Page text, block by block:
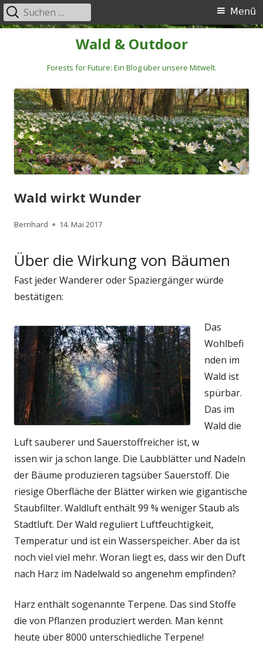
Wald & Outdoor
Forests for Future: Ein Blog über unsere Mitwelt.
Primäres
Menü
Suchen
nach:
Wald wirkt Wunder
Autor
Bernhard
Veröffentlicht
14. Mai 2017
Über die Wirkung von Bäumen
Fast jeder Wanderer oder Spaziergänger würde
bestätigen:
Das
Wohlbefi
nden im
Wald ist
spürbar.
Das im
Wald die
Luft sauberer und Sauerstoffreicher ist, w
issen wir ja schon lange. Die Laubblätter und Nadeln
der Bäume produzieren tagsüber Sauerstoff. Die
riesige Oberfläche der Blätter wirken wie gigantische
Staubfilter. Waldluft enthält 99 % weniger Staub als
Stadtluft. Der Wald reguliert Luftfeuchtigkeit,
Temperatur und ist ein Wasserspeicher. Aber da ist
noch viel viel mehr. Woran liegt es, dass wir den Duft
nach Harz im Nadelwald so angenehm empfinden?
Harz enthält sogenannte Terpene. Das sind Stoffe
die von Pflanzen produziert werden. Man kennt
heute über 8000 unterschiedliche Terpene!